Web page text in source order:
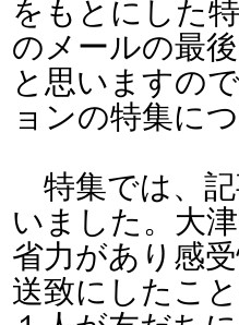
をもとにした
のメールの最
と思いますの
ョンの特集に
特集では、記
いました。大
省力があり感
送致にしたこ